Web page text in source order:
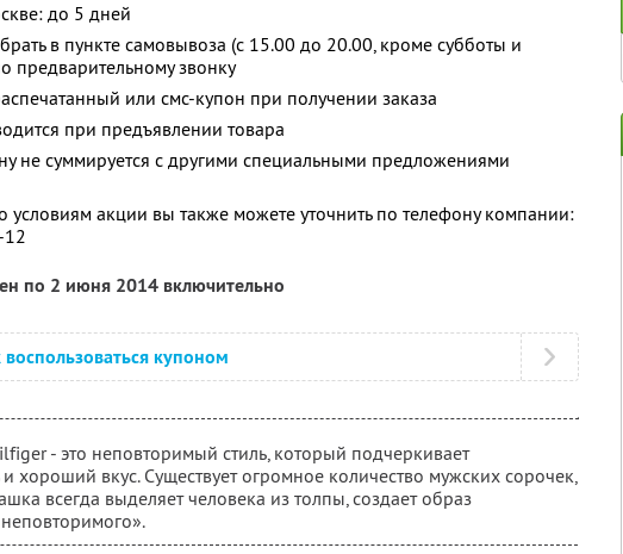
до 5 дней
в пункте самовывоза (с 15.00 до 20.00, кроме субботы и
предварительному звонку
или смс-купон при получении заказа
при предъявлении товара
не суммируется с другими специальными предложениями
акции вы также можете уточнить по телефону компании:
12
по 2 июня 2014 включительно
воспользоваться купоном
- это неповторимый стиль, который подчеркивает
хороший вкус. Существует огромное количество мужских сорочек,
всегда выделяет человека из толпы, создает образ